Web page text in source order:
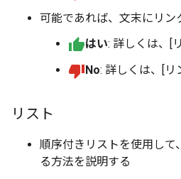
可能であれば、文末にリン
はい: 詳しくは、[
No: 詳しくは、[リ
リスト
順序付きリストを使用して
る方法を説明する